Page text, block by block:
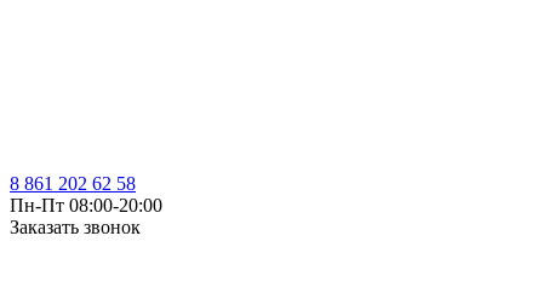
8 861 202 62 58
Пн-Пт 08:00-20:00
Заказать звонок